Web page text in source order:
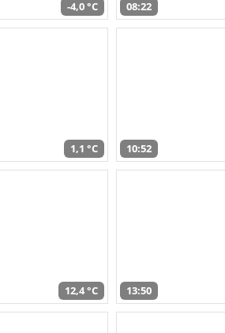
-4,0 °C 08:22
1,1 °C 10:52
12,4 °C 13:50